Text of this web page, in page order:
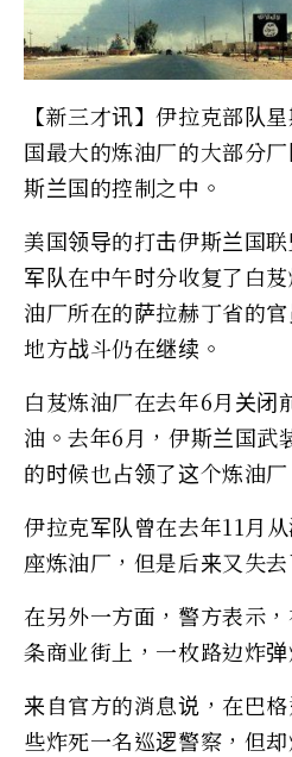
【新三才讯】伊拉克部队
国最大的炼油厂的大部分
斯兰国的控制之中。
美国领导的打击伊斯兰国
军队在中午时分收复了白
油厂所在的萨拉赫丁省的
地方战斗仍在继续。
白芨炼油厂在去年6月关闭
油。去年6月，伊斯兰国武
的时候也占领了这个炼油厂
伊拉克军队曾在去年11月
座炼油厂，但是后来又失
在另外一方面，警方表示
条商业街上，一枚路边炸
来自官方的消息说，在巴
些炸死一名巡逻警察，但